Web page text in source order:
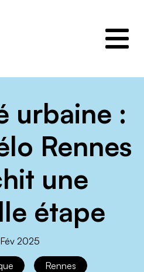
urbaine :
Rennes
une
étape
2025
Rennes